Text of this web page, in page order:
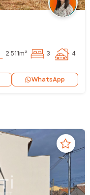
2 511m² 3 4
WhatsApp